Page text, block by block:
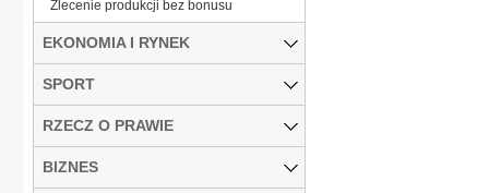
Zlecenie produkcji bez bonusu
EKONOMIA I RYNEK
SPORT
RZECZ O PRAWIE
BIZNES